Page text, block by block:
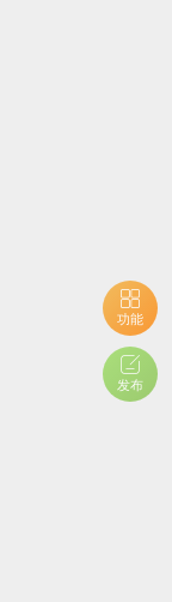
功能
发布